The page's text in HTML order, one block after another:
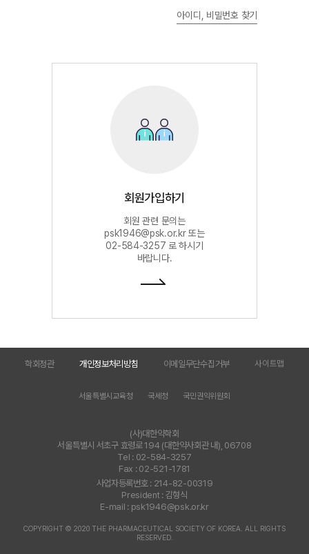
아이디, 비밀번호 찾기
회원가입하기
회원 관련 문의는
psk1946@psk.or.kr 또는
02-584-3257 로 하시기
바랍니다.
학회정관 개인정보처리방침 이메일무단수집거부 사이트맵
서울특별시교육청 국세청 국민권익위원회
(사)대한약학회
서울특별시 서초구 효령로 194 (대한약사회관 내), 06708
Tel : 02-584-3257
Fax : 02-521-1781
사업자등록번호 : 214-82-00319
President : 김형식
E-mail : psk1946@psk.or.kr
COPYRIGHT © 2020 THE PHARMACEUTICAL SOCIETY OF KOREA. ALL RIGHTS
RESERVED.